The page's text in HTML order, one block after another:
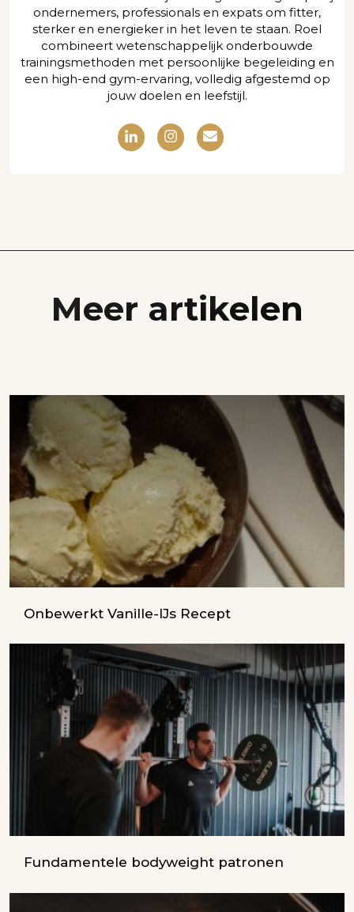
ondernemers, professionals en expats om fitter,
sterker en energieker in het leven te staan. Roel
combineert wetenschappelijk onderbouwde
trainingsmethoden met persoonlijke begeleiding en
een high-end gym-ervaring, volledig afgestemd op
jouw doelen en leefstijl.
Meer artikelen
Onbewerkt Vanille-IJs Recept
Fundamentele bodyweight patronen